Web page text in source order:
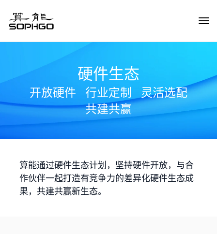
硬件生态
开放硬件 行业定制
灵活选配
共建共赢
算能通过硬件生态计划，坚持硬件开放，与合
作伙伴一起打造有竞争力的差异化硬件生态成
果，共建共赢新生态。